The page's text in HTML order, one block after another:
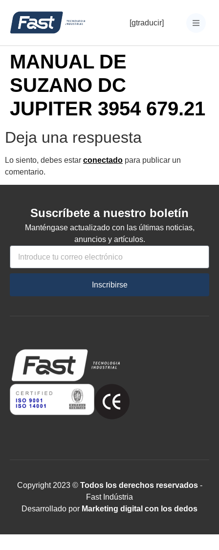
[gtraducir]
MANUAL DE
SUZANO DC
JUPITER 3954 679.21
Deja una respuesta
Lo siento, debes estar conectado para publicar un
comentario.
Suscríbete a nuestro boletín
Manténgase actualizado con las últimas noticias,
anuncios y artículos.
Inscribirse
Copyright 2023 © Todos los derechos reservados-
Fast Indústria
Desarrollado por Marketing digital con los dedos